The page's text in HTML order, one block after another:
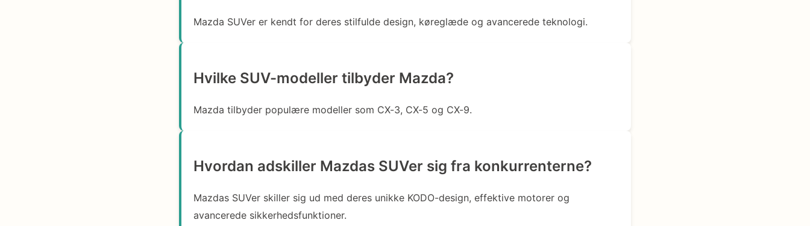
Mazda SUVer er kendt for deres stilfulde design, køreglæde og avancerede teknologi.
Hvilke SUV-modeller tilbyder Mazda?
Mazda tilbyder populære modeller som CX-3, CX-5 og CX-9.
Hvordan adskiller Mazdas SUVer sig fra konkurrenterne?
Mazdas SUVer skiller sig ud med deres unikke KODO-design, effektive motorer og
avancerede sikkerhedsfunktioner.